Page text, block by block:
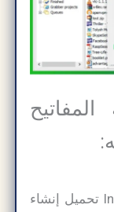
يتيح لك Internet Download Manager تحميل إنشاء